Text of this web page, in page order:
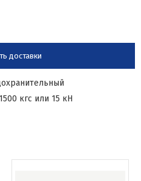
доставки
кгс или 15 кН